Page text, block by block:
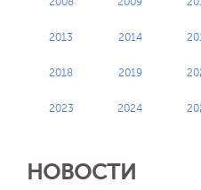
2013 2014
2018 2019
2023 2024
НОВОСТИ